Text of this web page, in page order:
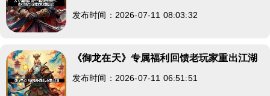
发布时间：2026-07-11 08:03:32
《御龙在天》专属福利回馈老玩家重出江湖
发布时间：2026-07-11 06:51:51